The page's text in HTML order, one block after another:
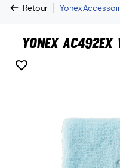
Retour | Yonex
Yonex